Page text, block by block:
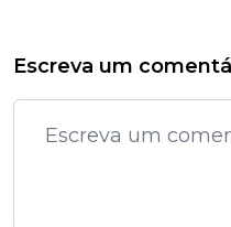
Escreva um